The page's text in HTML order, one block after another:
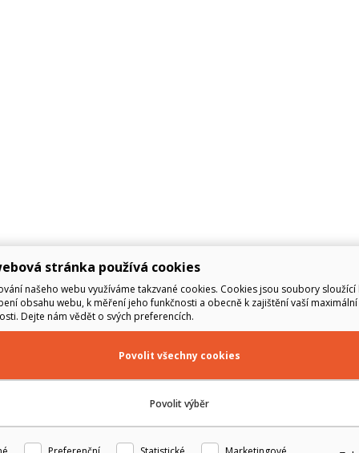
stránka používá cookies
našeho webu využíváme takzvané cookies. Cookies jsou soubory sloužící
obsahu webu, k měření jeho funkčnosti a obecně k zajištění vaší maximální
Dejte nám vědět o svých preferencích.
Povolit výběr
Povolit všechny cookies